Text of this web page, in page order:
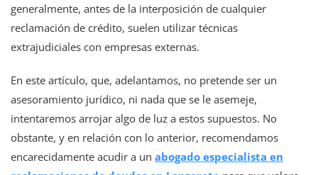
generalmente, antes de la interposición de cualquier
reclamación de crédito, suelen utilizar técnicas
extrajudiciales con empresas externas.
En este artículo, que, adelantamos, no pretende ser un
asesoramiento jurídico, ni nada que se le asemeje,
intentaremos arrojar algo de luz a estos supuestos. No
obstante, y en relación con lo anterior, recomendamos
encarecidamente acudir a un abogado especialista en